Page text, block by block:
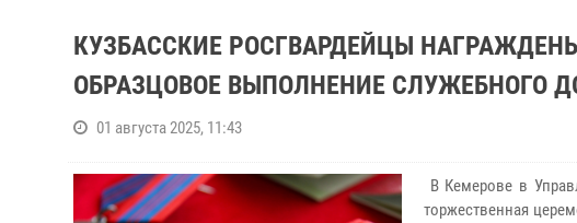
КУЗБАССКИЕ РОСГВАРДЕЙЦЫ
ОБРАЗЦОВОЕ ВЫПОЛНЕНИЕ СЛУЖЕБНОГО
01 августа 2025, 11:43
В Кемерове в
торжественная